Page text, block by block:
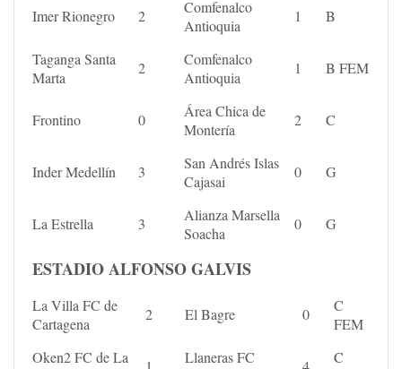
Imer Rionegro 2
Comfenalco
Antioquia
1 B
Taganga Santa
Marta
2
Comfenalco
Antioquia
1 B FEM
Frontino 0
Área Chica de
Montería
2 C
Inder Medellín 3
San Andrés Islas
Cajasai
0 G
La Estrella 3
Alianza Marsella
Soacha
0 G
ESTADIO ALFONSO GALVIS
La Villa FC de
Cartagena
2 El Bagre 0
C
FEM
Oken2 FC de La
Llaneras FC
C